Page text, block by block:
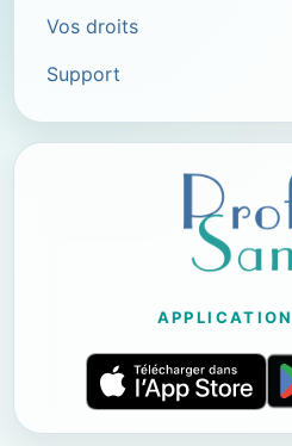
Vos droits
Support